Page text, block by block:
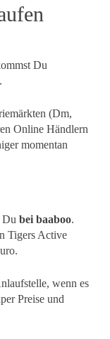
Du
(Dm,
Online Händlern
momentan
bei baaboo.
Tigers Active
wenn es
Preise und